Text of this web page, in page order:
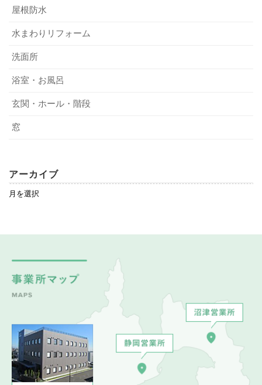
屋根防水
水まわりリフォーム
洗面所
浴室・お風呂
玄関・ホール・階段
窓
アーカイブ
ア
ー